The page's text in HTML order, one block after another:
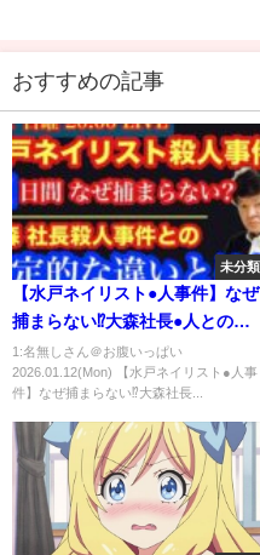
おすすめの記事
未分類
【水戸ネイリスト●人事件】なぜ
捕まらない⁉️大森社長●人との決
定的な違い‼️を元サツイチ刑事と
一緒に語ろう！# 40
1:名無しさん＠お腹いっぱい
2026.01.12(Mon) 【水戸ネイリスト●人事
件】なぜ捕まらない⁉️大森社長...